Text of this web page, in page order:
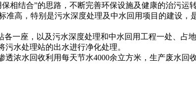
结合”的思路，不断完善环保设施及健康的治污运
高，特别是污水深度处理及中水回用项目的建设，
座，以及污水深度处理和中水回用工程一处、占
水处理站的出水进行净化处理。
水回收利用每天节水4000余立方米，生产废水回